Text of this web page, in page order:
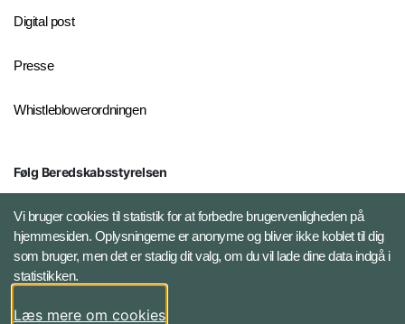
Digital post
Presse
Whistleblowerordningen
Følg Beredskabsstyrelsen
X BRSdk
LinkedIn BRS-profil
Vi bruger cookies til statistik for at forbedre brugervenligheden på
hjemmesiden. Oplysningerne er anonyme og bliver ikke koblet til dig
som bruger, men det er stadig dit valg, om du vil lade dine data indgå i
statistikken.
Læs mere om cookies